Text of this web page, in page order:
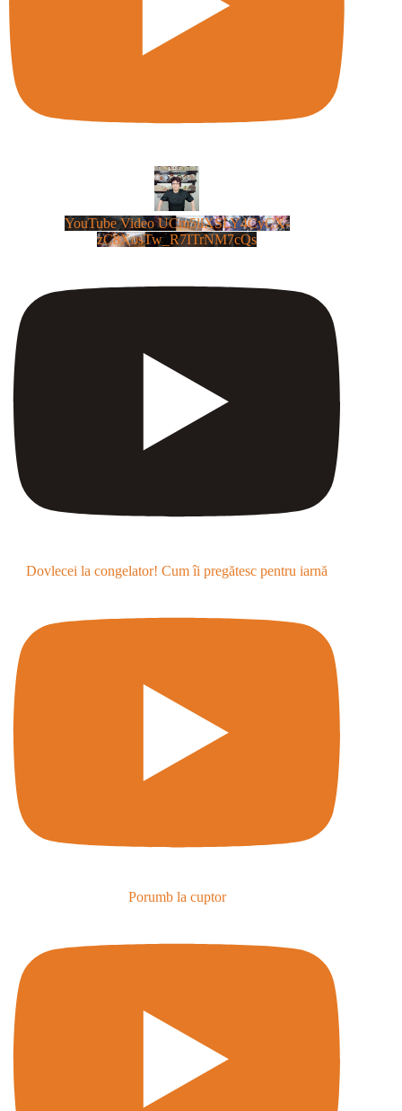
YouTube Video UCm5llXSLY4CyCX-
zC8XosTw_R7ITrNM7cQs
Dovlecei la congelator! Cum îi pregătesc pentru iarnă
Porumb la cuptor